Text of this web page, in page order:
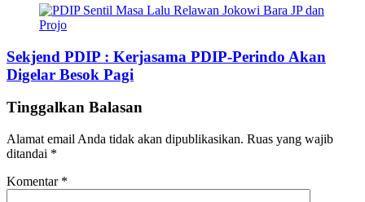
Sekjend PDIP : Kerjasama PDIP-Perindo Akan
Digelar Besok Pagi
Tinggalkan Balasan
Alamat email Anda tidak akan dipublikasikan. Ruas yang wajib
ditandai *
Komentar *